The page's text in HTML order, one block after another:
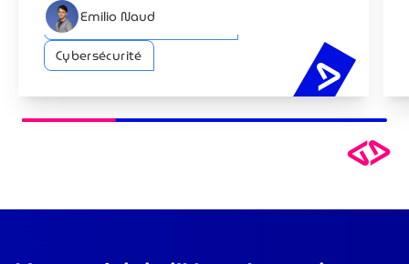
Emilio Naud
Cybersécurité
Intelligence artificielle (IA)